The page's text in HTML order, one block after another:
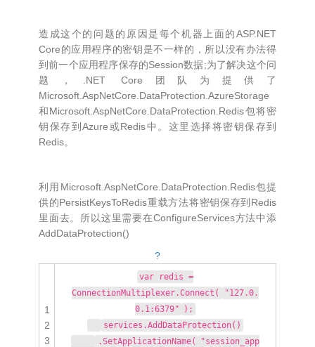
造成这个的问题的原因是每个机器上面的ASP.NET
Core的应用程序的密钥是不一样的，所以没有办法得
到前一个应用程序保存的Session数据;为了解决这个问
题，.NET Core团队为提供了
Microsoft.AspNetCore.DataProtection.AzureStorage
和Microsoft.AspNetCore.DataProtection.Redis包将密
钥保存到Azure或Redis中。这里选择将密钥保存到
Redis。
利用Microsoft.AspNetCore.DataProtection.Redis包提
供的PersistKeysToRedis重载方法将密钥保存到Redis
里面去。所以这里需要在ConfigureServices方法中添
AddDataProtection()
?
1
2
3
var redis =
ConnectionMultiplexer.Connect(
"127.0.
0.1:6379"
);
services.AddDataProtection()
.SetApplicationName(
"session_app